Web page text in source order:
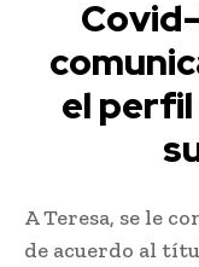
el
A Teresa, se le
de acuerdo al